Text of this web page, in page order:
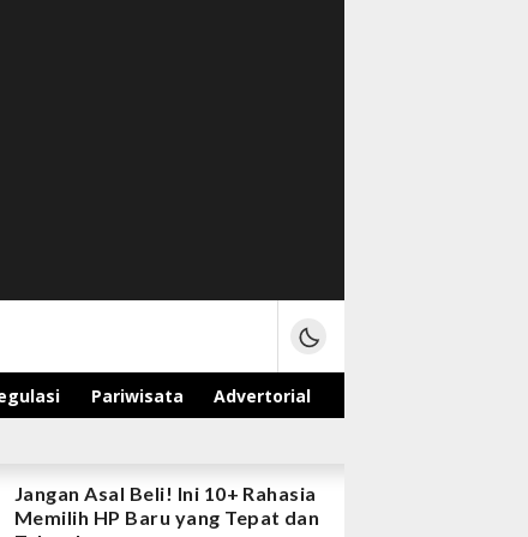
Pariwisata
Advertorial
Jangan Asal Beli! Ini 10+ Rahasia
Memilih HP Baru yang Tepat dan